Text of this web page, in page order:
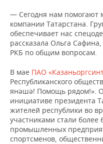
— Сегодня нам помогают
компании Татарстана.
обеспечивает нас
рассказала Ольга
РКБ по общим вопросам.
В мае ПАО
Республиканского
янәшә! Помощь рядом!».
инициативе президента
жителей республики во
участниками стали более
промышленных
спортсменов,